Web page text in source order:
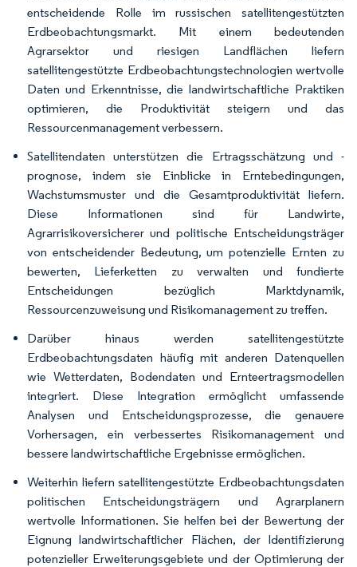
entscheidende Rolle im russischen satellitengestützten
Erdbeobachtungsmarkt. Mit einem bedeutenden
Agrarsektor und riesigen Landflächen liefern
satellitengestützte Erdbeobachtungstechnologien wertvolle
Daten und Erkenntnisse, die landwirtschaftliche Praktiken
optimieren, die Produktivität steigern und das
Ressourcenmanagement verbessern.
Satellitendaten unterstützen die Ertragsschätzung und -
prognose, indem sie Einblicke in Erntebedingungen,
Wachstumsmuster und die Gesamtproduktivität liefern.
Diese Informationen sind für Landwirte,
Agrarrisikoversicherer und politische Entscheidungsträger
von entscheidender Bedeutung, um potenzielle Ernten zu
bewerten, Lieferketten zu verwalten und fundierte
Entscheidungen bezüglich Marktdynamik,
Ressourcenzuweisung und Risikomanagement zu treffen.
Darüber hinaus werden satellitengestützte
Erdbeobachtungsdaten häufig mit anderen Datenquellen
wie Wetterdaten, Bodendaten und Ernteertragsmodellen
integriert. Diese Integration ermöglicht umfassende
Analysen und Entscheidungsprozesse, die genauere
Vorhersagen, ein verbessertes Risikomanagement und
bessere landwirtschaftliche Ergebnisse ermöglichen.
Weiterhin liefern satellitengestützte Erdbeobachtungsdaten
politischen Entscheidungsträgern und Agrarplanern
wertvolle Informationen. Sie helfen bei der Bewertung der
Eignung landwirtschaftlicher Flächen, der Identifizierung
potenzieller Erweiterungsgebiete und der Optimierung der